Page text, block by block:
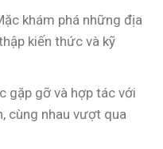
khám phá những địa
kiến thức và kỹ
gặp gỡ và hợp tác với
cùng nhau vượt qua